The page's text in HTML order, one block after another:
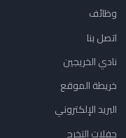
وظائف
اتصل بنا
نادي الخريجين
خريطة الموقع
البريد الإلكتروني
حفلات التخرج